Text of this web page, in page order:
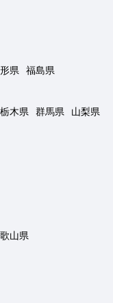
県
福島県
栃木県 群馬県
山梨県
山県